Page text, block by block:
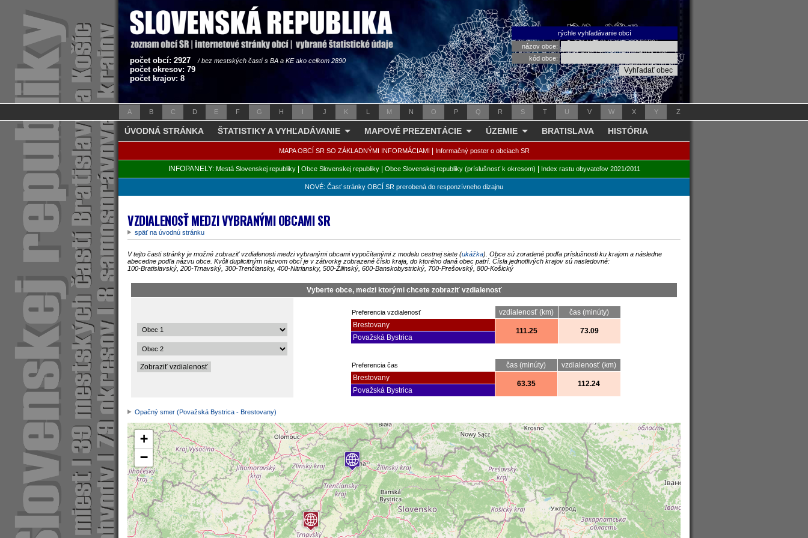
počet obcí: 2927 / bez mestských častí s BA a KE ako celkom 2890
počet okresov: 79
počet krajov: 8
rýchle vyhľadávanie obcí
názov obce:
kód obce:
A B C D E F G H I J K L M N O P Q R S T U V W X Y Z
ÚVODNÁ STRÁNKA ŠTATISTIKY A VYHĽADÁVANIE MAPOVÉ PREZENTÁCIE ÚZEMIE BRATISLAVA HISTÓRIA
MAPA OBCÍ SR SO ZÁKLADNÝMI INFORMÁCIAMI Informačný poster o obciach SR
INFOPANELY: Mestá Slovenskej republiky| Obce Slovenskej republiky| Obce Slovenskej republiky (príslušnosť k okresom) Index rastu obyvateľov 2021/2011
NOVÉ: Časť stránky OBCÍ SR prerobená do responzívneho dizajnu
VZDIALENOSŤ MEDZI VYBRANÝMI OBCAMI SR
späť na úvodnú stránku
V tejto časti stránky je možné zobraziť vzdialenosti medzi vybranými obcami vypočítanými z modelu cestnej siete (ukážka). Obce sú zoradené podľa príslušnosti ku krajom a následne
abecedne podľa názvu obce. Kvôli duplicitným názvom obcí je v zátvorke zobrazené číslo kraja, do ktorého daná obec patrí. Čísla jednotlivých krajov sú nasledovné:
100-Bratislavský, 200-Trnavský, 300-Trenčiansky, 400-Nitriansky, 500-Žilinský, 600-Banskobystrický, 700-Prešovský, 800-Košický
Vyberte obce, medzi ktorými chcete zobraziť vzdialenosť
Preferencia vzdialenosť vzdialenosť (km)
čas (minúty)
Brestovany
111.25 73.09
Považská Bystrica
Preferencia čas čas (minúty)
vzdialenosť (km)
Brestovany
63.35 112.24
Považská Bystrica
Opačný smer (Považská Bystrica - Brestovany)
+
−